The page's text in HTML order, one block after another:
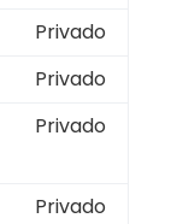
Privado
Privado
Privado
Privado